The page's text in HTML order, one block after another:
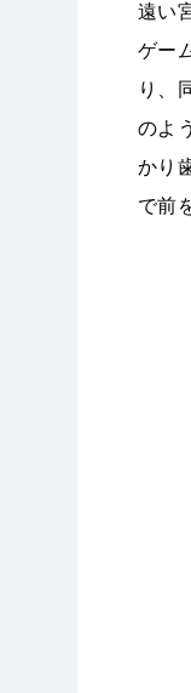
遠い
ゲー
り、
のよ
かり
で前